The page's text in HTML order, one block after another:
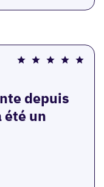
depuis
été un